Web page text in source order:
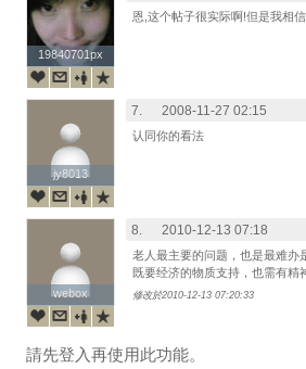
19840701px
19840701px
恩,这个帖子很实际啊!但是我相
jy8013
jy8013
7. 2008-11-27 02:15
认同你的看法
webox
webox
8. 2010-12-13 07:18
老人最主要的问题，也是最难办
既要经济的物质支持，也需有精
修改於2010-12-13 07:20:33
請先登入再使用此功能。